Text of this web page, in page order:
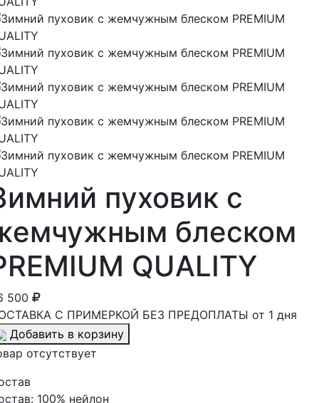
пуховик с
блеском
QUALITY
500
С ПРИМЕРКОЙ БЕЗ ПРЕДОПЛАТЫ от 1 дня
Добавить в корзину
отсутствует
100% нейлон